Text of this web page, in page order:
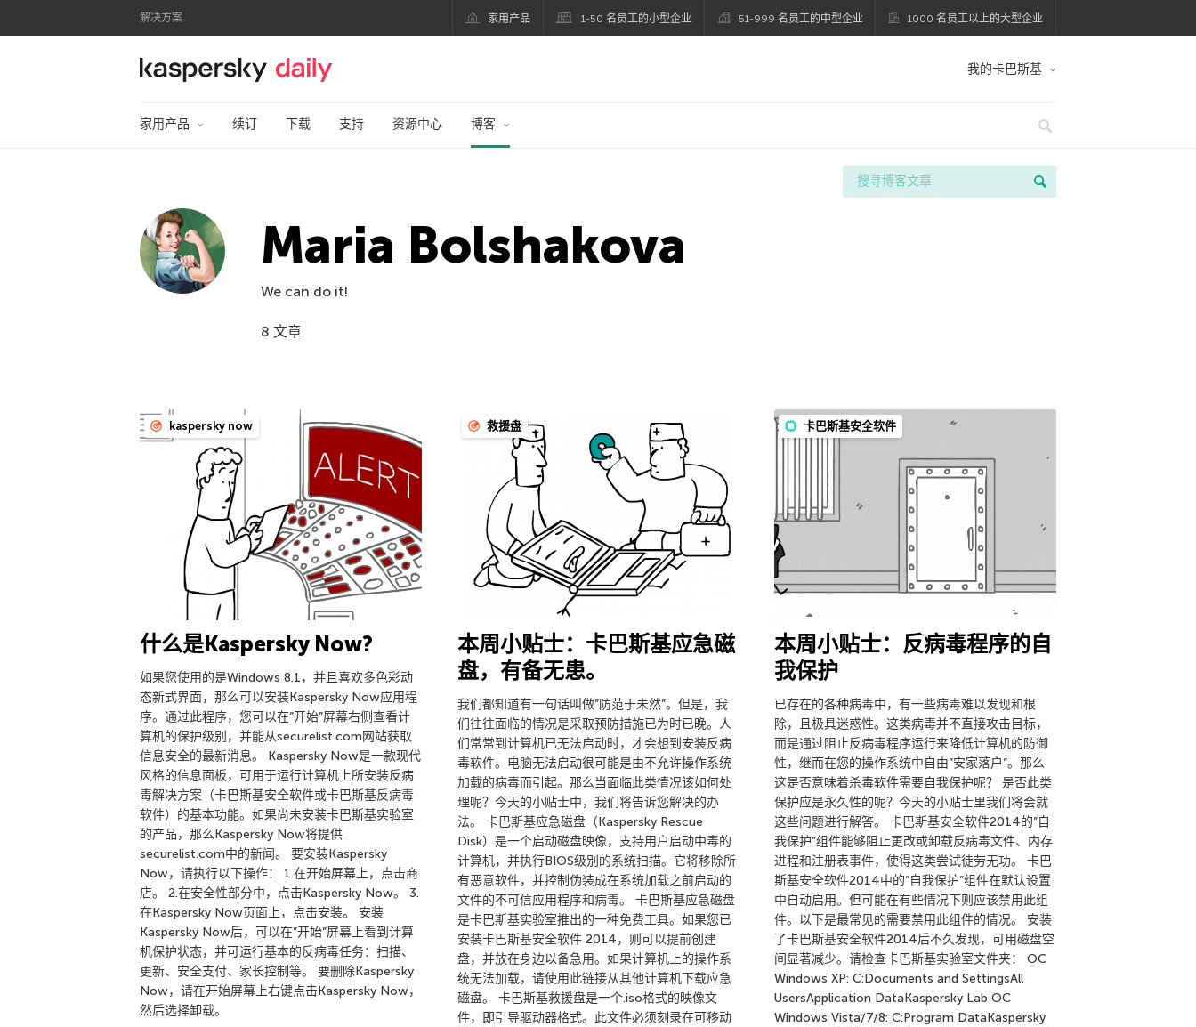
解决方案 家用产品 1-50 名员工的小型企业 51-999 名员工的中型企业 1000 名员工以上的大型企业
卡巴斯基官方博客 我的卡巴斯基
家用产品 续订 下载 支持 资源中心 博客
Maria Bolshakova
We can do it!
8 文章
kaspersky now
什么是Kaspersky Now?
如果您使用的是Windows 8.1，并且喜欢多色彩动
态新式界面，那么可以安装Kaspersky Now应用程
序。通过此程序，您可以在”开始”屏幕右侧查看计
算机的保护级别，并能从securelist.com网站获取
信息安全的最新消息。 Kaspersky Now是一款现代
风格的信息面板，可用于运行计算机上所安装反病
毒解决方案（卡巴斯基安全软件或卡巴斯基反病毒
软件）的基本功能。如果尚未安装卡巴斯基实验室
的产品，那么Kaspersky Now将提供
securelist.com中的新闻。 要安装Kaspersky
Now，请执行以下操作： 1.在开始屏幕上，点击商
店。 2.在安全性部分中，点击Kaspersky Now。 3.
在Kaspersky Now页面上，点击安装。 安装
Kaspersky Now后，可以在”开始”屏幕上看到计算
机保护状态，并可运行基本的反病毒任务：扫描、
更新、安全支付、家长控制等。 要删除Kaspersky
Now，请在开始屏幕上右键点击Kaspersky Now，
然后选择卸载。
救援盘
本周小贴士：卡巴斯基应急磁
盘，有备无患。
我们都知道有一句话叫做”防范于未然”。但是，我
们往往面临的情况是采取预防措施已为时已晚。人
们常常到计算机已无法启动时，才会想到安装反病
毒软件。电脑无法启动很可能是由不允许操作系统
加载的病毒而引起。那么当面临此类情况该如何处
理呢？今天的小贴士中，我们将告诉您解决的办
法。 卡巴斯基应急磁盘（Kaspersky Rescue
Disk）是一个启动磁盘映像，支持用户启动中毒的
计算机，并执行BIOS级别的系统扫描。它将移除所
有恶意软件，并控制伪装成在系统加载之前启动的
文件的不可信应用程序和病毒。 卡巴斯基应急磁盘
是卡巴斯基实验室推出的一种免费工具。如果您已
安装卡巴斯基安全软件 2014，则可以提前创建
盘，并放在身边以备急用。如果计算机上的操作系
统无法加载，请使用此链接从其他计算机下载应急
磁盘。 卡巴斯基救援盘是一个.iso格式的映像文
件，即引导驱动器格式。此文件必须刻录在可移动
卡巴斯基安全软件
本周小贴士：反病毒程序的自
我保护
已存在的各种病毒中，有一些病毒难以发现和根
除，且极具迷惑性。这类病毒并不直接攻击目标，
而是通过阻止反病毒程序运行来降低计算机的防御
性，继而在您的操作系统中自由”安家落户”。那么
这是否意味着杀毒软件需要自我保护呢？ 是否此类
保护应是永久性的呢？今天的小贴士里我们将会就
这些问题进行解答。 卡巴斯基安全软件2014的”自
我保护”组件能够阻止更改或卸载反病毒文件、内存
进程和注册表事件，使得这类尝试徒劳无功。 卡巴
斯基安全软件2014中的”自我保护”组件在默认设置
中自动启用。但可能在有些情况下则应该禁用此组
件。以下是最常见的需要禁用此组件的情况。 安装
了卡巴斯基安全软件2014后不久发现，可用磁盘空
间显著减少。请检查卡巴斯基实验室文件夹： ОС
Windows XP: C:Documents and SettingsAll
UsersApplication DataKaspersky Lab ОС
Windows Vista/7/8: C:Program DataKaspersky